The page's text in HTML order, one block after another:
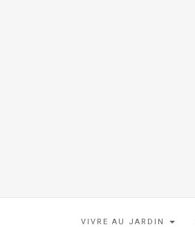
VIVRE AU JARDIN